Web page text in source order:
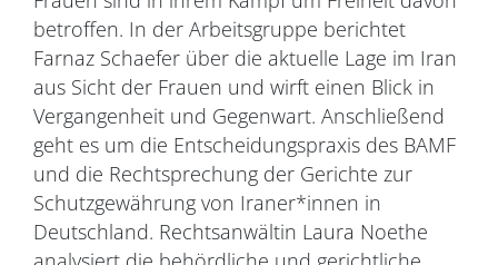
betroffen. In der Arbeitsgruppe berichtet
Farnaz Schaefer über die aktuelle Lage im Iran
aus Sicht der Frauen und wirft einen Blick in
Vergangenheit und Gegenwart. Anschließend
geht es um die Entscheidungspraxis des BAMF
und die Rechtsprechung der Gerichte zur
Schutzgewährung von Iraner*innen in
Deutschland. Rechtsanwältin Laura Noethe